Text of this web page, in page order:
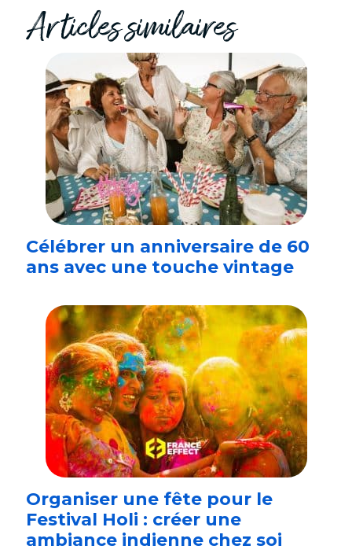
Articles similaires
Célébrer un anniversaire de 60
ans avec une touche vintage
Organiser une fête pour le
Festival Holi : créer une
ambiance indienne chez soi